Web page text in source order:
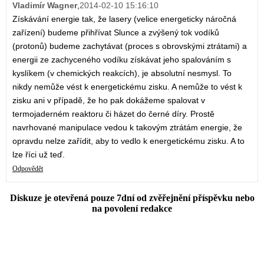
Vladimír Wagner,2014-02-10 15:16:10
Získávání energie tak, že lasery (velice energeticky náročná
zařízení) budeme přihřívat Slunce a zvýšený tok vodíků
(protonů) budeme zachytávat (proces s obrovskými ztrátami) a
energii ze zachyceného vodíku získávat jeho spalováním s
kyslíkem (v chemických reakcích), je absolutní nesmysl. To
nikdy nemůže vést k energetickému zisku. A nemůže to vést k
zisku ani v případě, že ho pak dokážeme spalovat v
termojaderném reaktoru či házet do černé díry. Prostě
navrhované manipulace vedou k takovým ztrátám energie, že
opravdu nelze zařídit, aby to vedlo k energetickému zisku. A to
lze říci už teď.
Odpovědět
Diskuze je otevřená pouze 7dní od zvěřejnění příspěvku nebo
na povolení redakce